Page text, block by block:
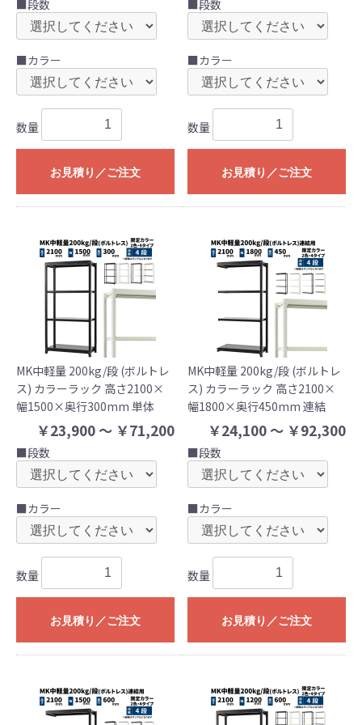
■段数
■カラー
数量
お見積り／ご注文
■段数
■カラー
数量
お見積り／ご注文
MK中軽量 200kg/段 (ボルトレ
ス) カラーラック 高さ2100×
幅1500×奥行300mm 単体
￥23,900 ～ ￥71,200
■段数
■カラー
数量
お見積り／ご注文
MK中軽量 200kg/段 (ボルトレ
ス) カラーラック 高さ2100×
幅1800×奥行450mm 連結
￥24,100 ～ ￥92,300
■段数
■カラー
数量
お見積り／ご注文